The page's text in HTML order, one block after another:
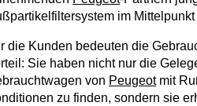
im
die Kunden bedeuten die
Sie haben nicht nur die
von Peugeotmit
zu finden, sondern sie